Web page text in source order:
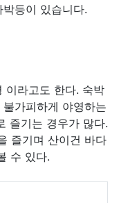
등이 있습니다.
이라고도 한다. 숙박
가피하게 야영하는
즐기는 경우가 많다.
즐기며 산이건 바다
수 있다.